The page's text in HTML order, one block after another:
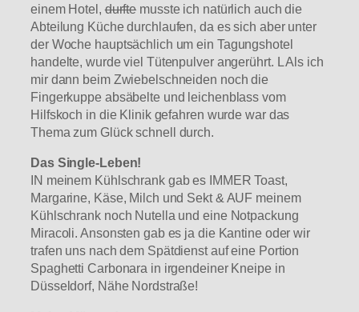
einem Hotel,durfte musste ich natürlich auch die
Abteilung Küche durchlaufen, da es sich aber unter
der Woche hauptsächlich um ein Tagungshotel
handelte, wurde viel Tütenpulver angerührt. L Als ich
mir dann beim Zwiebelschneiden noch die
Fingerkuppe absäbelte und leichenblass vom
Hilfskoch in die Klinik gefahren wurde war das
Thema zum Glück schnell durch.
Das Single-Leben!
IN meinem Kühlschrank gab es IMMER Toast,
Margarine, Käse, Milch und Sekt & AUF meinem
Kühlschrank noch Nutella und eine Notpackung
Miracoli. Ansonsten gab es ja die Kantine oder wir
trafen uns nach dem Spätdienst auf eine Portion
Spaghetti Carbonara in irgendeiner Kneipe in
Düsseldorf, Nähe Nordstraße!